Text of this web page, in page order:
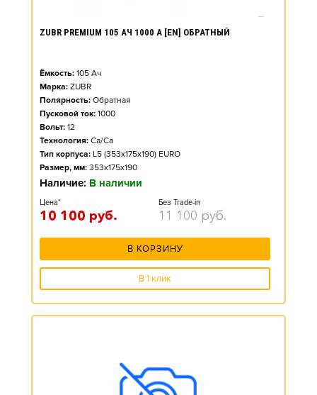
ZUBR PREMIUM 105 АЧ 1000 А [EN] ОБРАТНЫЙ
Ёмкость: 105 Ач
Марка: ZUBR
Полярность: Обратная
Пусковой ток: 1000
Вольт: 12
Технология: Ca/Ca
Тип корпуса: L5 (353x175x190) EURO
Размер, мм: 353x175x190
Наличие: В наличии
Цена*
10 100 руб.
Без Trade-in
11 100 руб.
В КОРЗИНУ
В 1 клик